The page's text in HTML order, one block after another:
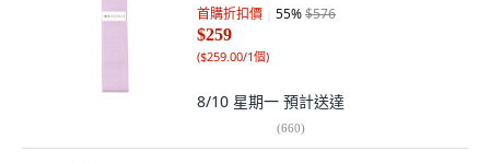
首購折扣價 55%$576
$259
($259.00/1個)
8/10 星期一 預計送達
(660)